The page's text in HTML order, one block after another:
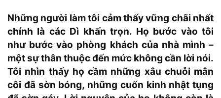
Những người làm tôi cảm thấy vững chãi nhất
chính là các Dì khấn trọn. Họ bước vào tôi
như bước vào phòng khách của nhà mình –
một sự thân thuộc đến mức không cần lời nói.
Tôi nhìn thấy họ cầm những xâu chuỗi mân
côi đã sờn bóng, những cuốn kinh nhật tụng